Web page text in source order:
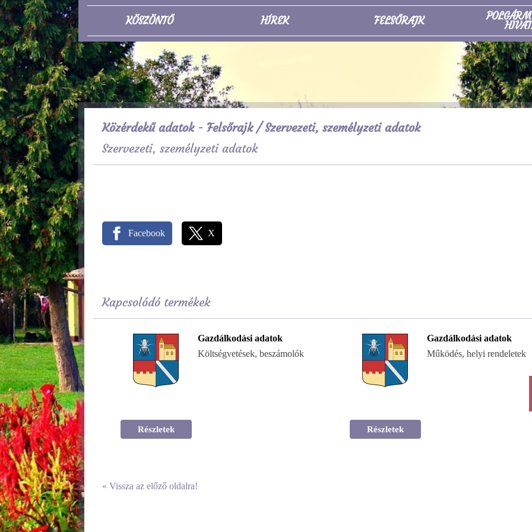
KÖSZÖNTŐ HÍREK FELSŐRAJK
Közérdekű adatok - Felsőrajk/ Szervezeti, személyzeti adatok
Szervezeti, személyzeti adatok
Facebook X
Kapcsolódó termékek
Gazdálkodási adatok
Költségvetések, beszámolók
Részletek
Gazdálkodási adatok
Működés, helyi rendeletek
Részletek
« Vissza az előző oldalra!